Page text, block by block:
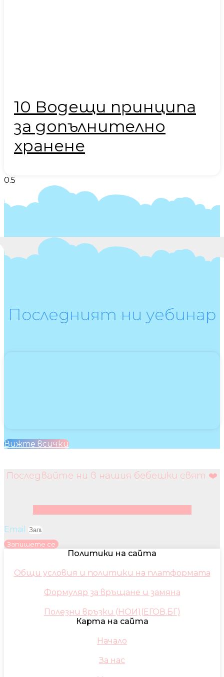
10 Водещи принципа
за допълнително
хранене
Последният ни уебинар
Вижте всички
Последвайте ни в нашия бебешки свят ❤️
Email
Запишете се
Политики на сайта
Общи условия и политики на платформата
Формуляр за връщане и замяна
Полезни връзки (НОИ)(ЕГОВ.БГ)
Карта на сайта
Начало
За нас